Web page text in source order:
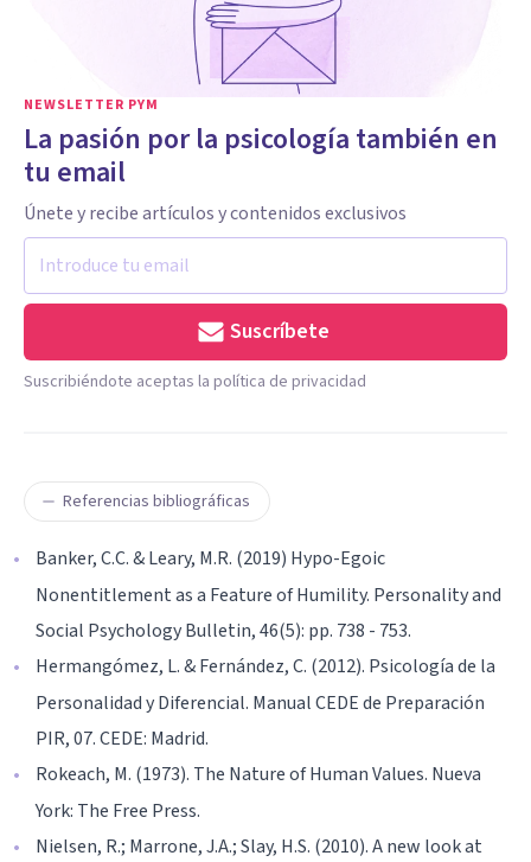
NEWSLETTER PYM
La pasión por la psicología también en
tu email
Únete y recibe artículos y contenidos exclusivos
Suscríbete
Suscribiéndote aceptas la política de privacidad
Referencias bibliográficas
Banker, C.C. & Leary, M.R. (2019) Hypo-Egoic
Nonentitlement as a Feature of Humility. Personality and
Social Psychology Bulletin, 46(5): pp. 738 - 753.
Hermangómez, L. & Fernández, C. (2012). Psicología de la
Personalidad y Diferencial. Manual CEDE de Preparación
PIR, 07. CEDE: Madrid.
Rokeach, M. (1973). The Nature of Human Values. Nueva
York: The Free Press.
Nielsen, R.; Marrone, J.A.; Slay, H.S. (2010). A new look at